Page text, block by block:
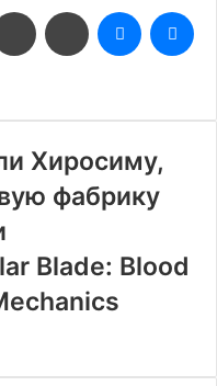
ВконтактеОдноклассники
Messenger
Хиросиму,
фабрику
Blade: Blood